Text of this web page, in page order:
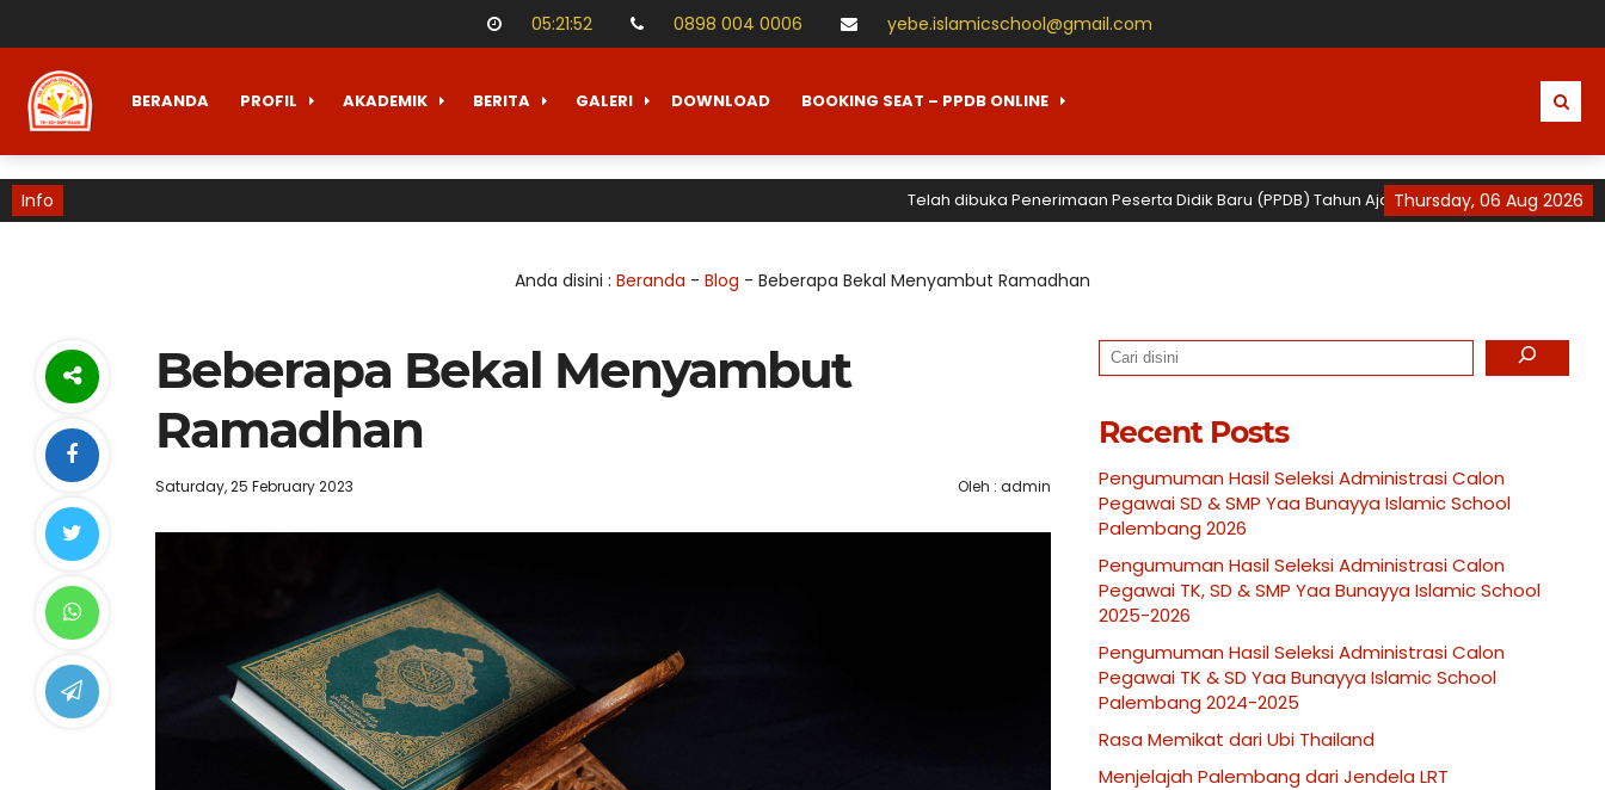
05:21:53 0898 004 0006 yebe.islamicschool@gmail.com
BERANDA PROFIL AKADEMIK BERITA GALERI DOWNLOAD BOOKING SEAT – PPDB ONLINE
Info Thursday, 06 Aug 2026
Telah dibuka Penerimaan Peserta Didik Baru (PPDB) Tahun Ajaran 2026 / 2027 untuk TK, SD
Anda disini : Beranda - Blog - Beberapa Bekal Menyambut Ramadhan
Beberapa Bekal Menyambut
Ramadhan
Saturday, 25 February 2023 Oleh : admin
Search
Recent Posts
Pengumuman Hasil Seleksi Administrasi Calon
Pegawai SD & SMP Yaa Bunayya Islamic School
Palembang 2026
Pengumuman Hasil Seleksi Administrasi Calon
Pegawai TK, SD & SMP Yaa Bunayya Islamic School
2025-2026
Pengumuman Hasil Seleksi Administrasi Calon
Pegawai TK & SD Yaa Bunayya Islamic School
Palembang 2024-2025
Rasa Memikat dari Ubi Thailand
Menjelajah Palembang dari Jendela LRT